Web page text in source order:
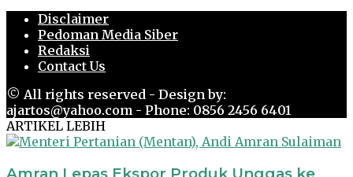
Disclaimer
Pedoman Media Siber
Redaksi
Contact Us
© All rights reserved - Design by:
ajartos@yahoo.com - Phone: 0856 2456 6401
ARTIKEL LEBIH